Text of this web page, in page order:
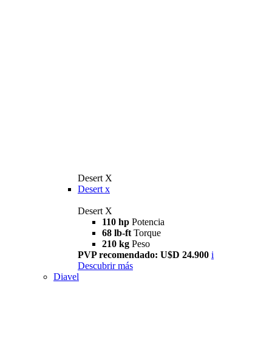
Desert X
Desert x
Desert X
110 hp Potencia
68 lb-ft Torque
210 kg Peso
PVP recomendado: U$D 24.900 i
Descubrir más
Diavel